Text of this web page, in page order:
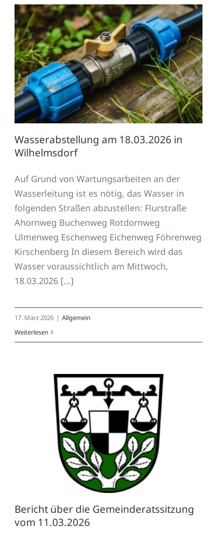
Wasserabstellung am 18.03.2026 in
Wilhelmsdorf
Auf Grund von Wartungsarbeiten an der
Wasserleitung ist es nötig, das Wasser in
folgenden Straßen abzustellen: Flurstraße
Ahornweg Buchenweg Rotdornweg
Ulmenweg Eschenweg Eichenweg Föhrenweg
Kirschenberg In diesem Bereich wird das
Wasser voraussichtlich am Mittwoch,
18.03.2026 [...]
17. März 2026 | Allgemein
Weiterlesen
Bericht über die Gemeinderatssitzung
vom 11.03.2026